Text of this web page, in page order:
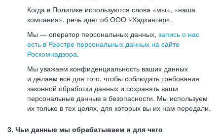
Когда в Политике используются слова «мы», «наша
компания», речь идет об ООО «Хэдхантер».
Мы — оператор персональных данных, запись о нас
есть в Реестре персональных данных на сайте
Роскомнадзора.
Мы уважаем конфиденциальность ваших данных
и делаем всё для того, чтобы соблюдать требования
законной обработки данных и сохранять ваши
персональные данные в безопасности. Мы используем
их только в тех целях, для которых вы их нам передали.
3. Чьи данные мы обрабатываем и для чего